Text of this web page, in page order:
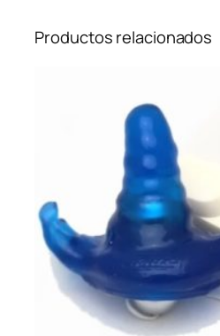
Productos relacionados